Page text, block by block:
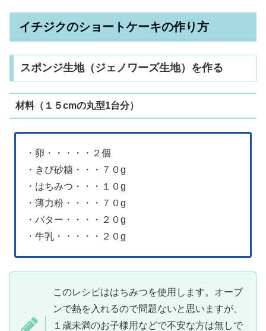
イチジクのショートケーキの作り方
スポンジ生地（ジェノワーズ生地）を作る
材料（１５cmの丸型1台分）
・卵・・・・・２個
・きび砂糖・・・７０g
・はちみつ・・・１０g
・薄力粉・・・・７０g
・バター・・・・２０g
・牛乳・・・・・２０g
このレシピははちみつを使用します。オーブ
ンで熱を入れるので問題ないと思いますが、
１歳未満のお子様用などで不安な方は無しで